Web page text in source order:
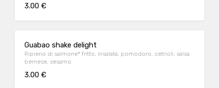
3.00 €
Guabao shake delight
Ripieno di salmone* fritto, insalata, pomodoro, cetrioli, salsa
bernese, sesamo
3.00 €